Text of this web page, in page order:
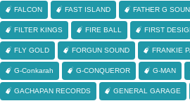
FALCON FAST ISLAND FATHER G
FILTER KINGS FIRE BALL FIRST
FLY GOLD FORGUN SOUND FRANKIE
G-Conkarah G-CONQUEROR G-MAN
GACHAPAN RECORDS GENERAL GARAGE